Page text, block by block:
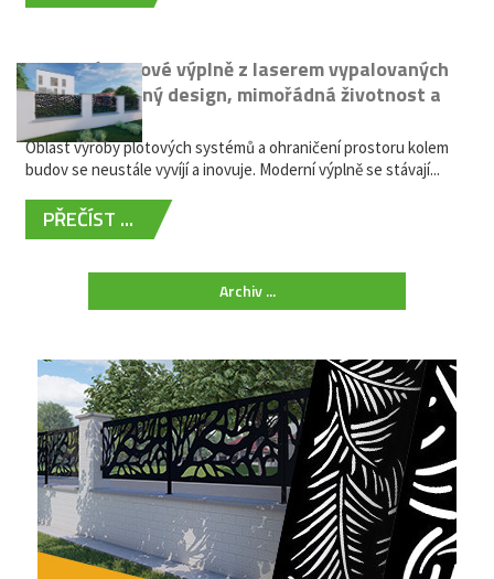
Moderní plotové výplně z laserem vypalovaných
kovů: výjimečný design, mimořádná životnost a
žádná údržba
Oblast výroby plotových systémů a ohraničení prostoru kolem
budov se neustále vyvíjí a inovuje. Moderní výplně se stávají...
PŘEČÍST ...
Archiv ...